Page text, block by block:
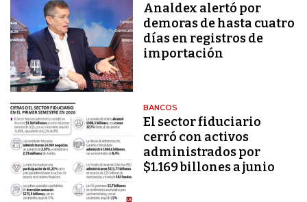
Analdex alertó por
demoras de hasta cuatro
días en registros de
importación
BANCOS
El sector fiduciario
cerró con activos
administrados por
$1.169 billones a junio